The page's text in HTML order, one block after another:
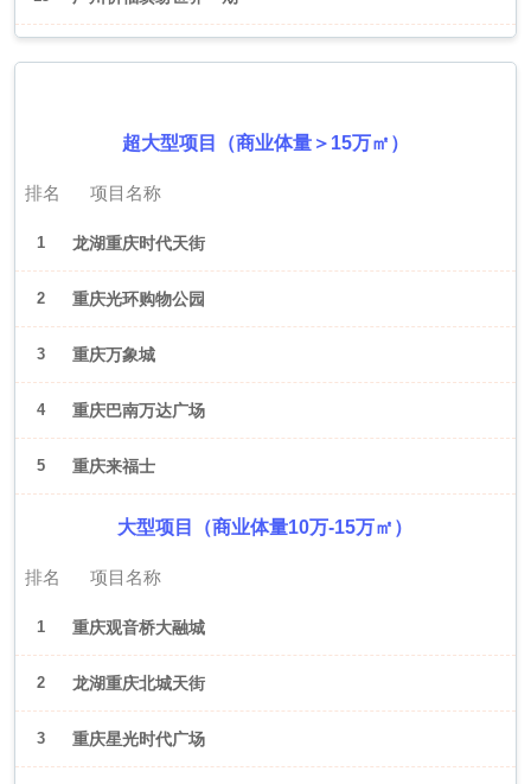
超大型项目（商业体量＞15万㎡）
排名 项目名称
1 龙湖重庆时代天街
2 重庆光环购物公园
3 重庆万象城
4 重庆巴南万达广场
5 重庆来福士
大型项目（商业体量10万-15万㎡）
排名 项目名称
1 重庆观音桥大融城
2 龙湖重庆北城天街
3 重庆星光时代广场